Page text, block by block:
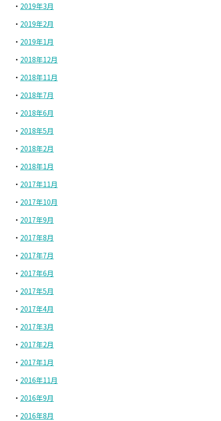
2019年3月
2019年2月
2019年1月
2018年12月
2018年11月
2018年7月
2018年6月
2018年5月
2018年2月
2018年1月
2017年11月
2017年10月
2017年9月
2017年8月
2017年7月
2017年6月
2017年5月
2017年4月
2017年3月
2017年2月
2017年1月
2016年11月
2016年9月
2016年8月